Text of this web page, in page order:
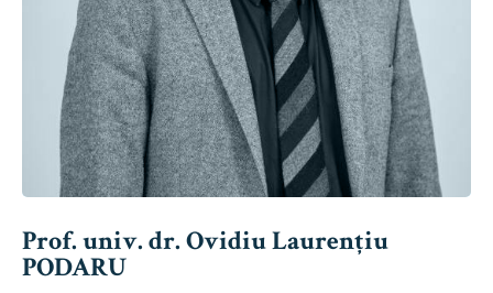
Prof. univ. dr. Ovidiu Laurențiu
PODARU